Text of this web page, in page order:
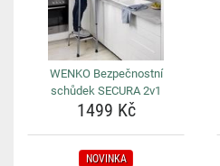
WENKO Bezpečnostní
schůdek SECURA 2v1
1499 Kč
NOVINKA